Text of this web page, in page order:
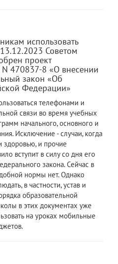
использовать
Советом
проект
470837-8 «О внесении
закон «Об
Федерации»
телефонами и
связи во время учебных
начального, основного и
Исключение - случаи, когда
здоровью, и прочие
вступит в силу со дня его
закона. Сейчас в
нормы нет. Однако
в частности, устав и
образовательной
в этих документах уже
на уроках мобильные